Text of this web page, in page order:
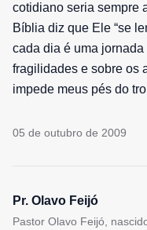
cotidiano seria sempre
Bíblia diz que Ele “se
cada dia é uma
fragilidades e sobre os
impede meus pés do
05 de outubro de 2009
Pr. Olavo Feijó
Pastor Olavo Feijó,